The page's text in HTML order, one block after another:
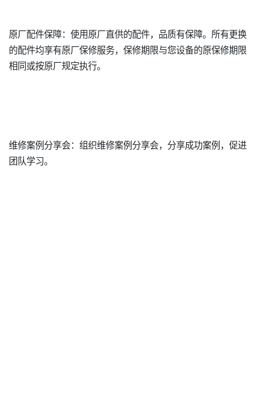
原厂配件保障：使用原厂直供的配件，品质有保障。所有更换
的配件均享有原厂保修服务，保修期限与您设备的原保修期限
相同或按原厂规定执行。
维修案例分享会：组织维修案例分享会，分享成功案例，促进
团队学习。